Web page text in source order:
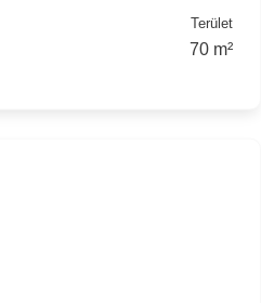
Terület
70 m²